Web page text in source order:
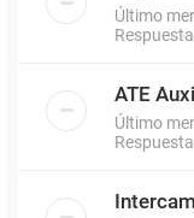
Último
ATE
Último